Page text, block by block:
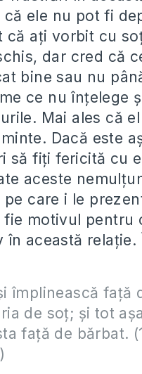
că ele nu pot fi
că ați vorbit cu
dar cred că
bine sau nu
ce nu înțelege
Mai ales că
Dacă este
să fiți fericită cu
aceste
care i le
fie motivul pentru
în această relație.
împlinească faţă
de soţ; şi tot
faţă de bărbat.